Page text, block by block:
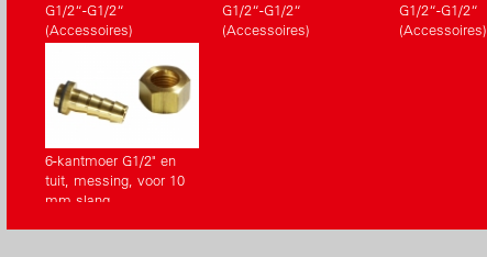
G1/2“-G1/2“
(Accessoires)
G1/2“-G1/2“
(Accessoires)
G1/2“-G1/2“
(Accessoires)
6-kantmoer G1/2" en
tuit, messing, voor 10
mm slang